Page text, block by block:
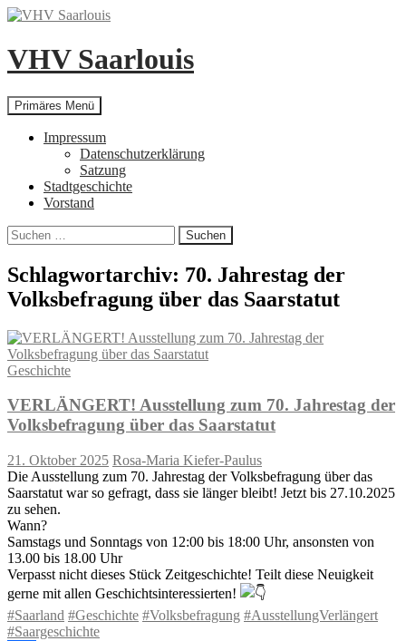
Zum
springen
VHV Saarlouis
Suchen
Primäres Menü
Impressum
Datenschutzerklärung
Satzung
Stadtgeschichte
Vorstand
Suchen
nach:
Schlagwortarchiv: 70. Jahrestag der
Volksbefragung über das Saarstatut
Geschichte
VERLÄNGERT! Ausstellung zum 70. Jahrestag der
Volksbefragung über das Saarstatut
21. Oktober 2025 Rosa-Maria Kiefer-Paulus
Die Ausstellung zum 70. Jahrestag der Volksbefragung über das
Saarstatut war so gefragt, dass sie länger bleibt! Jetzt bis 27.10.2025
zu sehen.
Wann?
Samstags und Sonntags von 12:00 bis 18:00 Uhr, ansonsten von
13.00 bis 18.00 Uhr
Verpasst nicht dieses Stück Zeitgeschichte! Teilt diese Neuigkeit
gerne mit allen Geschichtsinteressierten!
#Saarland #Geschichte #Volksbefragung #AusstellungVerlängert
#Saargeschichte